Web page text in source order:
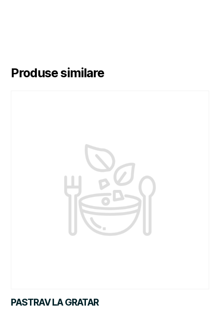
Produse similare
PASTRAV LA GRATAR